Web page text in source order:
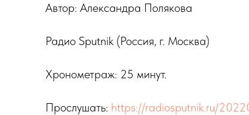
Автор: Александра Полякова
Радио Sputnik (Россия, г. Москва)
Хронометраж: 25 минут.
Прослушать: https://radiosputnik.ru/